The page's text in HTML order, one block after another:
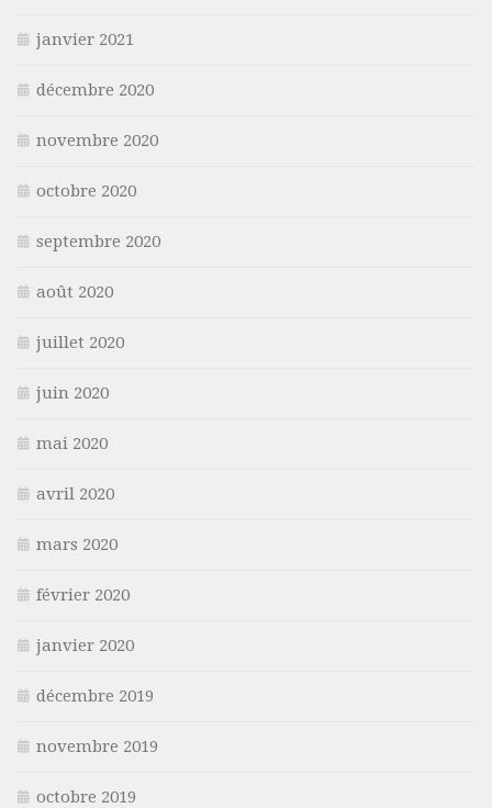
janvier 2021
décembre 2020
novembre 2020
octobre 2020
septembre 2020
août 2020
juillet 2020
juin 2020
mai 2020
avril 2020
mars 2020
février 2020
janvier 2020
décembre 2019
novembre 2019
octobre 2019